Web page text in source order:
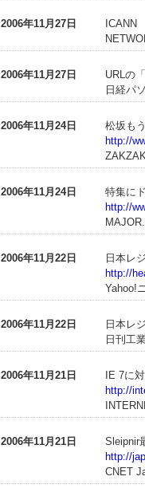
2006年11月27日
ICANN
2006年11月27日
URLの
日経パ
2006年11月24日
松坂も
http://
2006年11月24日
特集に
http://
2006年11月22日
日本レ
http://
Yahoo!
2006年11月22日
日本レ
日刊工
2006年11月21日
IE 7に
http://
2006年11月21日
Sleipnir
http://
CNET